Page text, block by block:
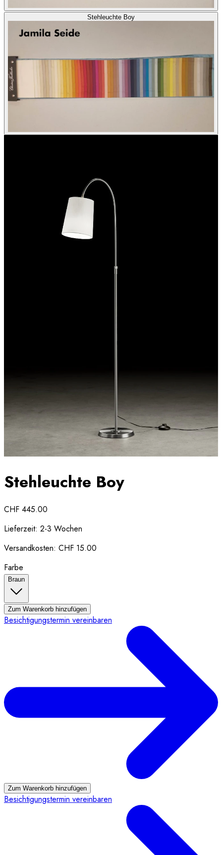
Stehleuchte Boy
Stehleuchte Boy
CHF 445.00
Lieferzeit: 2-3 Wochen
Versandkosten: CHF 15.00
Farbe
Braun
Zum Warenkorb hinzufügen
Besichtigungstermin vereinbaren
Zum Warenkorb hinzufügen
Besichtigungstermin vereinbaren